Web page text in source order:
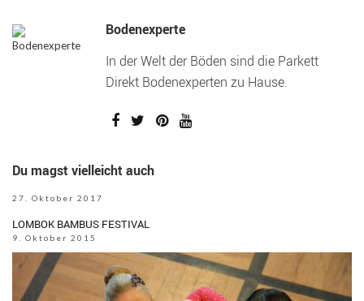
Bodenexperte
In der Welt der Böden sind die Parkett
Direkt Bodenexperten zu Hause.
Du magst vielleicht auch
27. Oktober 2017
LOMBOK BAMBUS FESTIVAL
9. Oktober 2015